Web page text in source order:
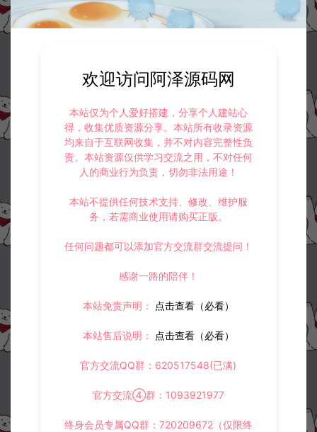
欢迎访问阿泽源码网
本站仅为个人爱好搭建，分享个人建站心
得，收集优质资源分享。本站所有收录资源
均来自于互联网收集，并不对内容完整性负
责。本站资源仅供学习交流之用，不对任何
人的商业行为负责，切勿非法用途！
本站不提供任何技术支持、修改、维护服
务，若需商业使用请购买正版。
任何问题都可以添加官方交流群交流提问！
感谢一路的陪伴！
本站免责声明： 点击查看（必看）
本站售后说明： 点击查看（必看）
官方交流QQ群：620517548(已满)
官方交流④群：1093921977
终身会员专属QQ群：720209672（仅限终